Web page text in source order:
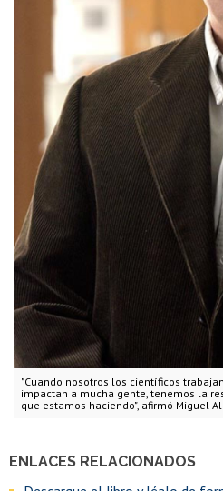
"Cuando nosotros los científicos
impactan a mucha gente, tenemos la
que estamos haciendo", afirmó Miguel
ENLACES RELACIONADOS